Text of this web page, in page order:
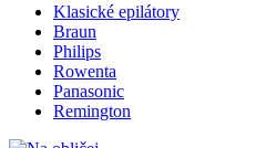
Klasické epilátory
Braun
Philips
Rowenta
Panasonic
Remington